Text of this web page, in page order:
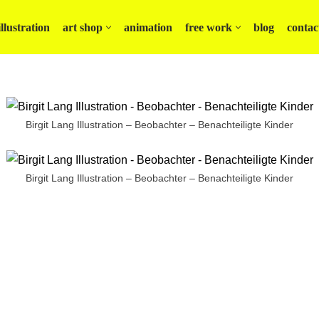
art shop animation free work blog
Birgit Lang Illustration – Beobachter – Benachteiligte Kinder
Birgit Lang Illustration – Beobachter – Benachteiligte Kinder